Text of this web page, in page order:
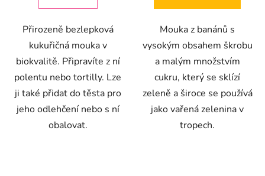
Přirozeně bezlepková
kukuřičná mouka v
biokvalitě. Připravíte z ní
polentu nebo tortilly. Lze
ji také přidat do těsta pro
jeho odlehčení nebo s ní
obalovat.
Mouka z banánů s
vysokým obsahem škrobu
a malým množstvím
cukru, který se sklízí
zeleně a široce se používá
jako vařená zelenina v
tropech.